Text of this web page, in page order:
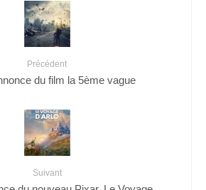
Précédent
du film la 5ème vague
Suivant